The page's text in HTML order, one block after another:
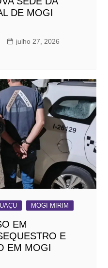
DE MOGI
julho 27, 2026
MOGI MIRIM
EM
E
EM MOGI